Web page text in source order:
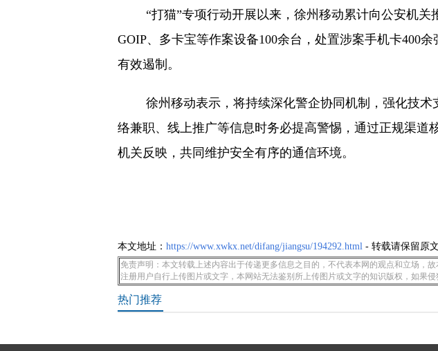
“打猫”专项行动开展以来，徐州移动累计向公安机
GOIP、多卡宝等作案设备100余台，处置涉案手机卡400
有效遏制。
徐州移动表示，将持续深化警企协同机制，强化技
络兼职、线上推广等信息时务必提高警惕，通过正规渠
机关反映，共同维护安全有序的通信环境。
本文地址： https://www.xwkx.net/difang/jiangsu/194292.html- 转载请保留原文
免责声明：本文转载上述内容出于传递更多信息之目的，不代表本网的观点和立场，
注册用户自行上传图片或文字，本网站无法鉴别所上传图片或文字的知识版权，如果
热门推荐